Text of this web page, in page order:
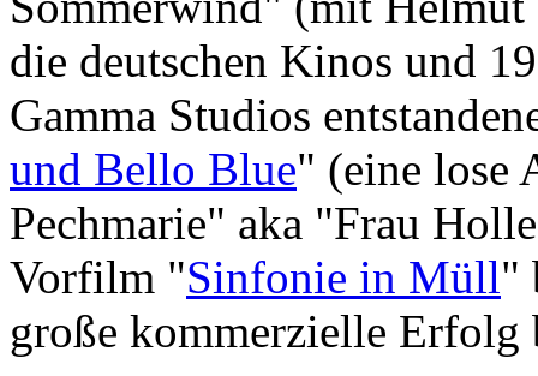
die deutschen Kinos und
Gamma Studios
und Bello Blue" (eine lose
Pechmarie" aka "Frau
Vorfilm "Sinfonie in Müll"
große kommerzielle Erfolg